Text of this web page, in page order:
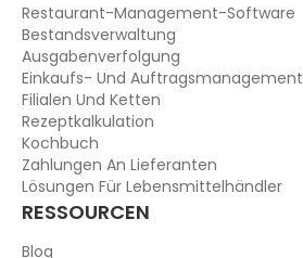
Restaurant-Management-Software
Bestandsverwaltung
Ausgabenverfolgung
Einkaufs- Und Auftragsmanagement
Filialen Und Ketten
Rezeptkalkulation
Kochbuch
Zahlungen An Lieferanten
Lösungen Für Lebensmittelhändler
RESSOURCEN
Blog